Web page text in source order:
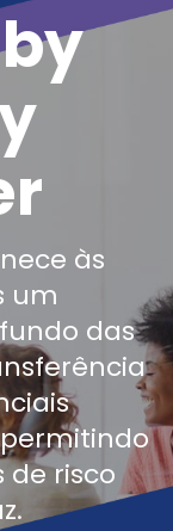
às
um
das
de risco